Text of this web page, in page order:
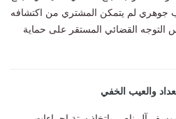
جوهري لم يتمكن المشتري من اكتشافه
التوجه القضائي المستقر على حماية
والعيب الخفي